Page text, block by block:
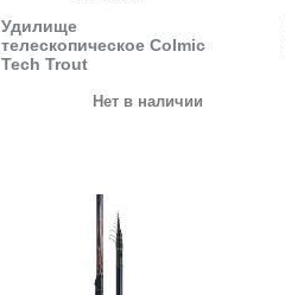
Удилище
телескопическое Colmic
Tech Trout
Нет в наличии